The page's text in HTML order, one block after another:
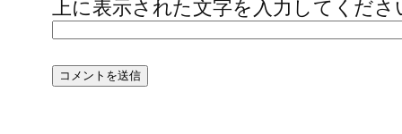
上に表示された文字を入力してくださ